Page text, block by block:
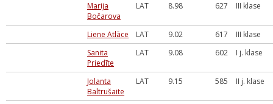
Marija
Bočarova
LAT 8.98 627 III klase
Liene Atlāce LAT 9.02 617
III klase
Sanita
Priedīte
LAT 9.08 602 I j. klase
Jolanta
Baltrušaite
LAT 9.15 585 II j. klase